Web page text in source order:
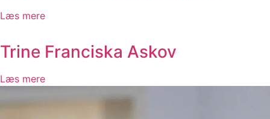
Læs mere
Trine Franciska Askov
Læs mere